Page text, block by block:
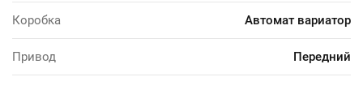
Коробка Автомат вариатор
Привод Передний